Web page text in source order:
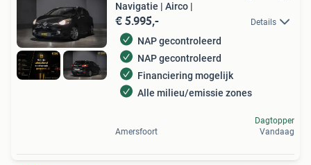
Navigatie | Airco |
€ 5.995,- Details
NAP gecontroleerd
NAP gecontroleerd
Financiering mogelijk
Alle milieu/emissie zones
Amersfoort
Dagtopper
Vandaag